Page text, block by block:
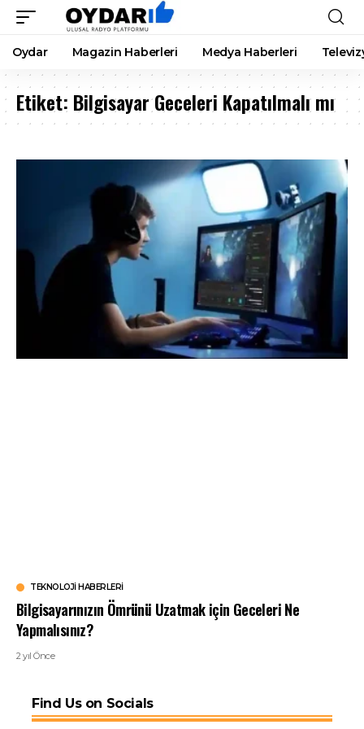
Oydar Magazin Haberleri Medya Haberleri
Etiket: Bilgisayar Geceleri Kapatılmalı mı
TEKNOLOJI HABERLERI
Bilgisayarınızın Ömrünü Uzatmak için Geceleri Ne
Yapmalısınız?
2 yıl Önce
Find Us on Socials